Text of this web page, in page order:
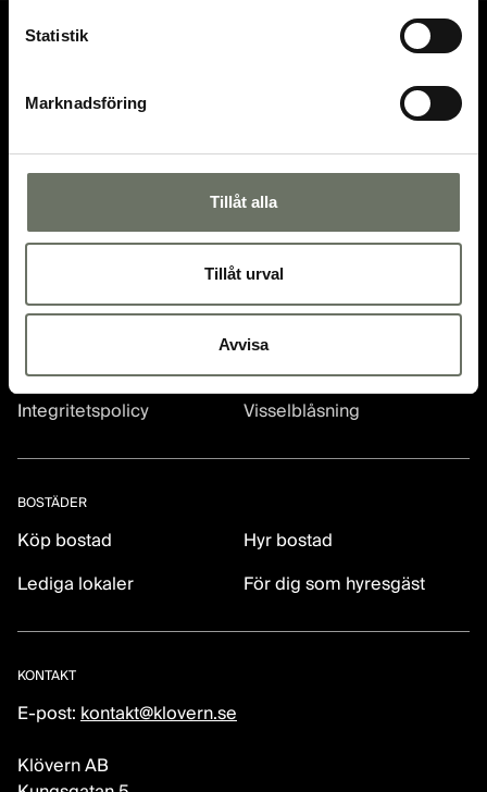
Statistik
Marknadsföring
Tillåt alla
Tillåt urval
Avvisa
OM KLÖVERN
Hållbar utveckling
Nyhetsrum
Karriär
Integritetspolicy
Visselblåsning
BOSTÄDER
Köp bostad
Hyr bostad
Lediga lokaler
För dig som hyresgäst
KONTAKT
E-post: kontakt@klovern.se
Klövern AB